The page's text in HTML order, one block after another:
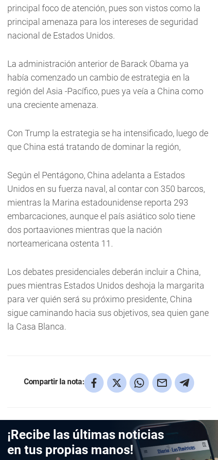
principal foco de atención, pues son vistos como la
principal amenaza para los intereses de seguridad
nacional de Estados Unidos.
La administración anterior de Barack Obama ya
había comenzado un cambio de estrategia en la
región del Asia -Pacífico, pues ya veía a China como
una creciente amenaza.
Con Trump la estrategia se ha intensificado, luego de
que China está tratando de dominar la región,
Según el Pentágono, China adelanta a Estados
Unidos en su fuerza naval, al contar con 350 barcos,
mientras la Marina estadounidense reporta 293
embarcaciones, aunque el país asiático solo tiene
dos portaaviones mientras que la nación
norteamericana ostenta 11.
Los debates presidenciales deberán incluir a China,
pues mientras Estados Unidos deshoja la margarita
para ver quién será su próximo presidente, China
sigue caminando hacia sus objetivos, sea quien gane
la Casa Blanca.
Compartir la nota:
¡Recibe las últimas noticias
en tus propias manos!